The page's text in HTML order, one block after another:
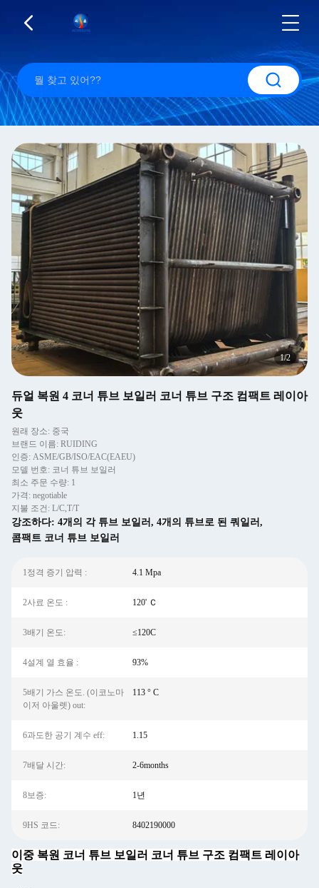
2/2
듀얼 복원 4 코너 튜브 보일러 코너 튜브 구조 컴팩트 레이아
웃
원래 장소: 중국
브랜드 이름: RUIDING
인증: ASME/GB/ISO/EAC(EAEU)
모델 번호: 코너 튜브 보일러
최소 주문 수량: 1
가격: negotiable
지불 조건: L/C,T/T
강조하다: 4개의 각 튜브 보일러 , 4개의 튜브로 된 쿼일러 ,
콤팩트 코너 튜브 보일러
1정격 증기 압력 ‌: 4.1 Mpa
2사료 온도 ‌: 120' Ｃ
3배기 온도: ≤120C
4설계 열 효율 ‌: 93%
5배기 가스 온도. (이코노마
이저 아울렛) out:
113 ° C
6과도한 공기 계수 eff: 1.15
7배달 시간: 2-6months
8보증: 1년
9HS 코드: 8402190000
이중 복원 코너 튜브 보일러 코너 튜브 구조 컴팩트 레이아
웃